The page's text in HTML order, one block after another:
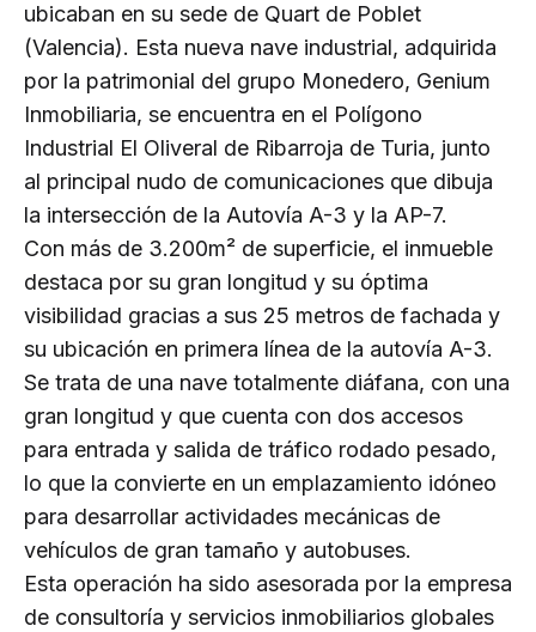
ubicaban en su sede de Quart de Poblet
(Valencia). Esta nueva nave industrial, adquirida
por la patrimonial del grupo Monedero, Genium
Inmobiliaria, se encuentra en el Polígono
Industrial El Oliveral de Ribarroja de Turia, junto
al principal nudo de comunicaciones que dibuja
la intersección de la Autovía A-3 y la AP-7.
Con más de 3.200m² de superficie, el inmueble
destaca por su gran longitud y su óptima
visibilidad gracias a sus 25 metros de fachada y
su ubicación en primera línea de la autovía A-3.
Se trata de una nave totalmente diáfana, con una
gran longitud y que cuenta con dos accesos
para entrada y salida de tráfico rodado pesado,
lo que la convierte en un emplazamiento idóneo
para desarrollar actividades mecánicas de
vehículos de gran tamaño y autobuses.
Esta operación ha sido asesorada por la empresa
de consultoría y servicios inmobiliarios globales